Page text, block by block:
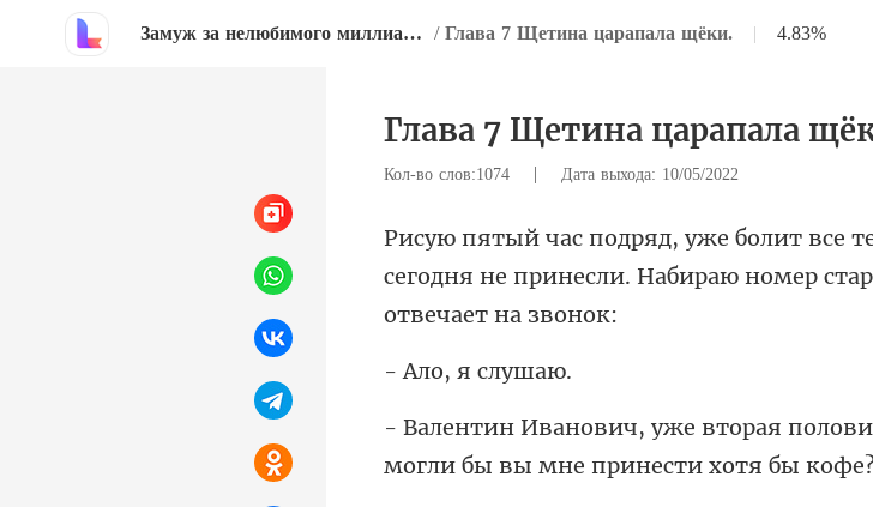
Замуж за нелюбимого миллиардера / Глава 7 Щетина царапала щёки. | 4.83%
Глава 7 Щетина царапала
Кол-во слов:1074 | Дата выхода: 10/05/2022
сегодня не принесли. Набираю
, я с
мо